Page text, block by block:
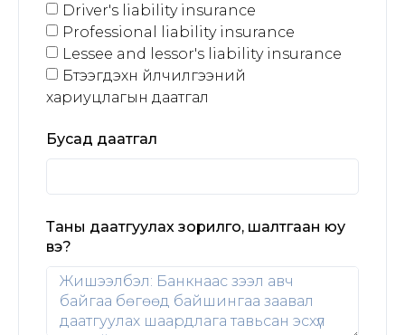
Driver's liability insurance
Professional liability insurance
Lessee and lessor's liability insurance
Бүтээгдэхүүн үйлчилгээний
хариуцлагын даатгал
Бусад даатгал
Таны даатгуулах зорилго, шалтгаан юу
вэ?